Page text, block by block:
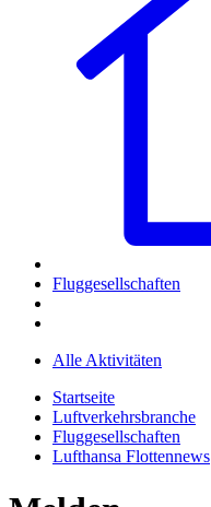
Fluggesellschaften
Alle Aktivitäten
Startseite
Luftverkehrsbranche
Fluggesellschaften
Lufthansa Flottennews